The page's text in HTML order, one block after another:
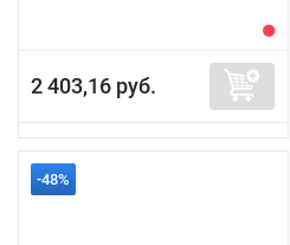
2 403,16 руб.
-48%